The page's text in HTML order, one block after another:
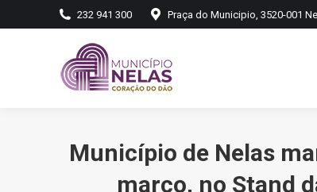
232 941 300 Praça do Municipio, 3520-001
Município de Nelas
março, no Stand